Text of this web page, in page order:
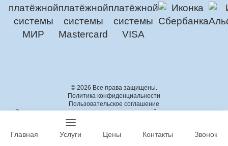
© 2026 Все права защищены.
Политика конфиденциальности
Пользовательское соглашение
Все материалы, представленные на данном сайте, предназначены
только для информационных целей. Информация на этом сайте не
предназначена для диагностики, лечения, предотвращения или
лечения каких-либо заболеваний или состояний. Информация на этом
Главная Услуги Цены Контакты Звонок